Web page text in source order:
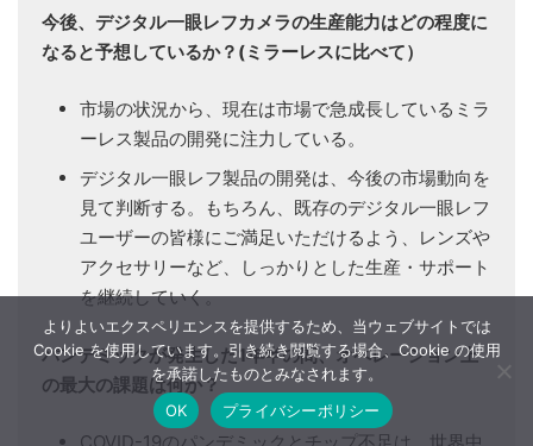
今後、デジタル一眼レフカメラの生産能力はどの程度に
なると予想しているか？(ミラーレスに比べて）
市場の状況から、現在は市場で急成長しているミラ
ーレス製品の開発に注力している。
デジタル一眼レフ製品の開発は、今後の市場動向を
見て判断する。もちろん、既存のデジタル一眼レフ
ユーザーの皆様にご満足いただけるよう、レンズや
アクセサリーなど、しっかりとした生産・サポート
を継続していく。
パンデミックが発生した1年半の間、オペレーション上
の最大の課題は何か？
よりよいエクスペリエンスを提供するため、当ウェブサイトでは
Cookie を使用しています。引き続き閲覧する場合、Cookie の使用
を承諾したものとみなされます。
OK
プライバシーポリシー